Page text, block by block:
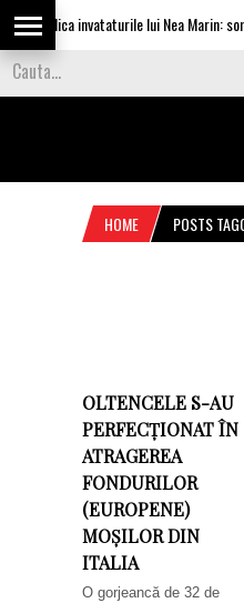
aplica invataturile lui Nea Marin:
HOME POSTS
OLTENCELE S-AU
PERFECȚIONAT ÎN
ATRAGEREA
FONDURILOR
(EUROPENE)
MOȘILOR DIN
ITALIA
O gorjeancă de 32 de